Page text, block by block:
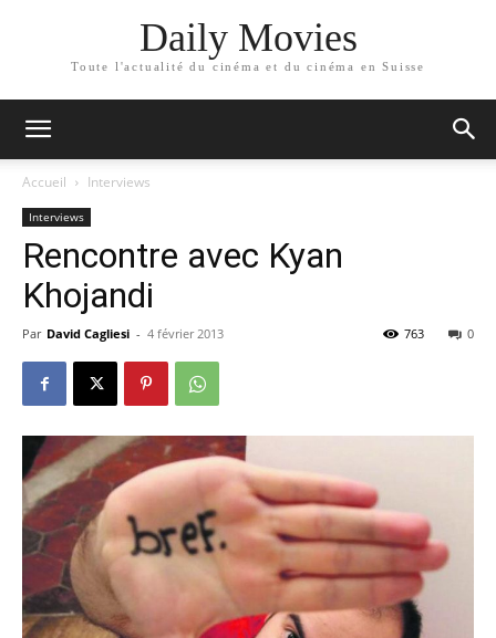
Daily Movies
Toute l'actualité du cinéma et du cinéma en Suisse
Accueil Interviews
Interviews
Rencontre avec Kyan
Khojandi
Par David Cagliesi - 4 février 2013 0
763